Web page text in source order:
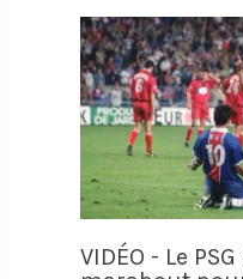
VIDÉO - Le